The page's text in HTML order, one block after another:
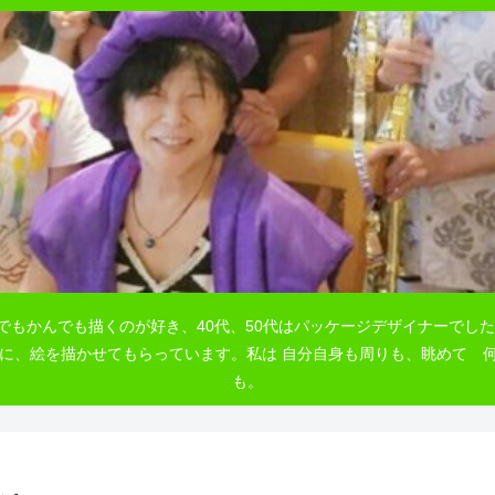
かんでも描くのが好き、40代、50代はパッケージデザイナーでし
、絵を描かせてもらっています。私は 自分自身も周りも、眺めて
も。